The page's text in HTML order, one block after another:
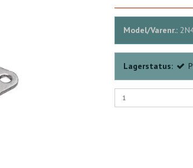
Model/Varenr.:
Lagerstatus: